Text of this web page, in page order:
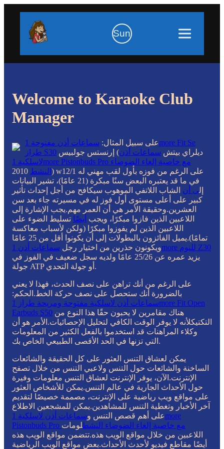
Sun
Welcome to Karaoke Club
Manager
على سبيل المثال:
سماعات أذن مفتوحة 1more Fit Se
طراز S30
إرنستس جولبيس (ديلراي بيتش سماعات أذن
لاسلكية 1more Pistonbuds Pro مع خاصية إلغاء الضوضاء
النشط 2010) w12/1 على الرغم من فوزه بأول لقب مهني له
في ما قد يعتبره البعض سنًا مبكرة (21 عامًا)، تشير البيانات
إلى أن الشاب اللاتفي الموهوب سيكافح من أجل إحداث تأثير
كبير على أعلى مستوى أول فوز له في مسيرته جاء بعد سن
العشرين.وحقيقة الأمر هي أن العمر مهم.يجب الإشارة إلى
اللاعبين الذين فازوا مبكرًا، ويجب أيضًا تسليط الضوء على
اللاعبين الذين لم يفوزوا مبكرًا (ولكن لأسباب معاكسة
تمامًا).يميل الفائزون بالبطولات إلى أن يكونوا أقل من 25 عامًا
ويكونون حذرين من اختيار رجل
سماعات أذن 1more للنوم Z30
يزيد عمره عن 25/26 عامًا ولديه سجل ضعيف في الفوز في
جولة ATP أو جولة التحدي.
على الرغم من أنك تراهن على نصف الحدث، فهذا لا يعني
بالضرورة أنك ستحصل على نصف حركة الخط.الحكم:
سماعات أذن لاسلكية مفتوحة ومريحة طراز 1more Fit Open
Earbuds S50
التكتيكلأنه لا يوفر الوقت الكافي لتحليل الإحصائيات.الأمر هو أن
وكلاء المراهنات قد استخدموا بالفعل الكثير من المعلومات
التي تزنها في الحد الأقصى الطبيعي الخاص بك.
يمكن لعشاق التنس العثور على كل الحقيقة والشائعات
الساخنة والشائعات حول التنس ولاعبي التنس من خلال تصفح
الإنترنت.الآن، يوفر الإنترنت لعشاق التنس معلومات وفيرة
حول الأحداث الجارية في عالم التنس.يمكن للأشخاص العثور
على مواقع ويب رياضية على الإنترنت، مصممة خصيصًا لتقديم
آخر الأخبار وتغطية التنس للمشاهدين.يمكن للمشجعين الاطلاع
على أهم قصص التنس و
سماعات أذن لاسلكية 1more
Pistonbuds Pro مع خاصية إلغاء الضوضاء النشطلومات
اللاعبين من خلال مواقع الويب هذه.تتضمن مواقع الويب هذه
أيضًا مقاطع فيديو لأحدث الأحداث.بعض مواقع الويب الرياضية